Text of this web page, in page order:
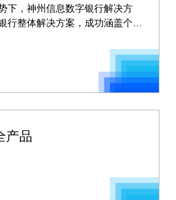
下，神州信息数字银行解决方
行整体解决方案，成功涵盖个人
银行 、远程银行、移动展业等
流程、全渠道、全服务的整体化
字银行金融服务体系建设提供帮
产品